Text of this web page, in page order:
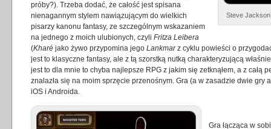
Steve
próby?). Trzeba dodać, że całość jest spisana
nienagannym stylem nawiązującym do wielkich
pisarzy kanonu fantasy, ze szczególnym wskazaniem
na jednego z moich ulubionych, czyli Fritza Leibera
(Kharé jako żywo przypomina jego Lankmarz cyklu powieści o
jest to klasyczne fantasy, ale z tą szorstką nutką charakteryzującą
jest to dla mnie to chyba najlepsze RPG z jakim się zetknąłem, a z całą
znalazła się na moim sprzęcie przenośnym. Gra (a w zasadzie dwie gry
iOS i Androida.
Gra łącząca w